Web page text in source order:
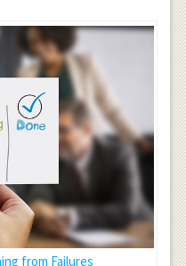
from Failures